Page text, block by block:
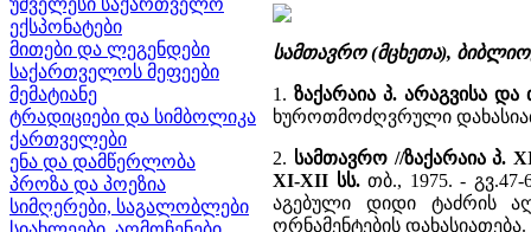
უძველესი საქართველო
ექსპონატები
მითები და ლეგენდები
საქართველოს მეფეები
მემატიანე
ტრადიციები და სიმბოლიკა
ქართველები
ენა და დამწერლობა
პროზა და პოეზია
სიმღერები, საგალობლები
სამთავრო (მცხეთა),
1. ზაქარაია პ. არაგვისა და
ხუროთმოძღვრული
2. სამთავრო //ზაქარაია პ.
XI-XII სს.თბ., 1975. - გვ.47-
აგებული დიდი ტაძრის
ორნამენტების